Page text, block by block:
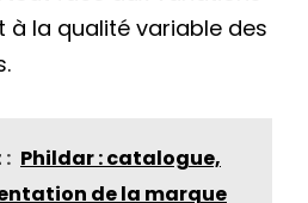
la qualité variable des
: Phildar : catalogue,
de la marque